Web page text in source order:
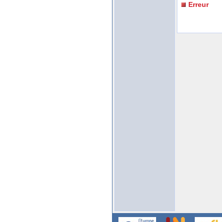
Erreur